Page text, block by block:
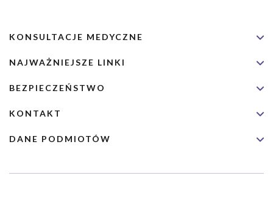
KONSULTACJE MEDYCZNE
NAJWAŻNIEJSZE LINKI
BEZPIECZEŃSTWO
KONTAKT
DANE PODMIOTÓW